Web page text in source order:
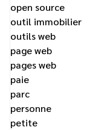
open source
outil immobilier
outils web
page web
pages web
paie
parc
personne
petite